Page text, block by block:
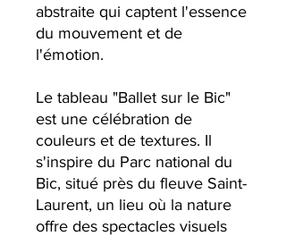
abstraite qui captent l'essence
du mouvement et de
l'émotion.
Le tableau "Ballet sur le Bic"
est une célébration de
couleurs et de textures. Il
s'inspire du Parc national du
Bic, situé près du fleuve Saint-
Laurent, un lieu où la nature
offre des spectacles visuels